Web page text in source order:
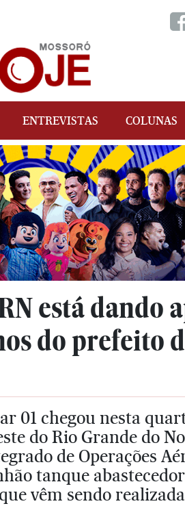
ENTREVISTAS COLUNAS
está dando
do prefeito
01 chegou nesta
do Rio Grande do
de Operações
tanque
vêm sendo